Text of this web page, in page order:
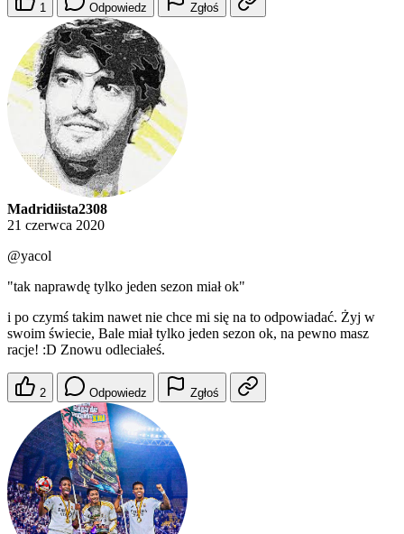
1 Odpowiedz Zgłoś
Madridiista2308
21 czerwca 2020
@yacol
"tak naprawdę tylko jeden sezon miał ok"
i po czymś takim nawet nie chce mi się na to odpowiadać. Żyj w
swoim świecie, Bale miał tylko jeden sezon ok, na pewno masz
racje! :D Znowu odleciałeś.
2 Odpowiedz Zgłoś